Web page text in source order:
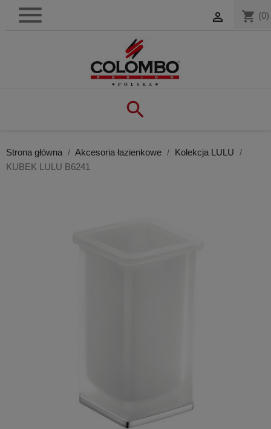
shopping_cart (0)



Strona główna Akcesoria łazienkowe
Kolekcja LULU
KUBEK LULU B6241